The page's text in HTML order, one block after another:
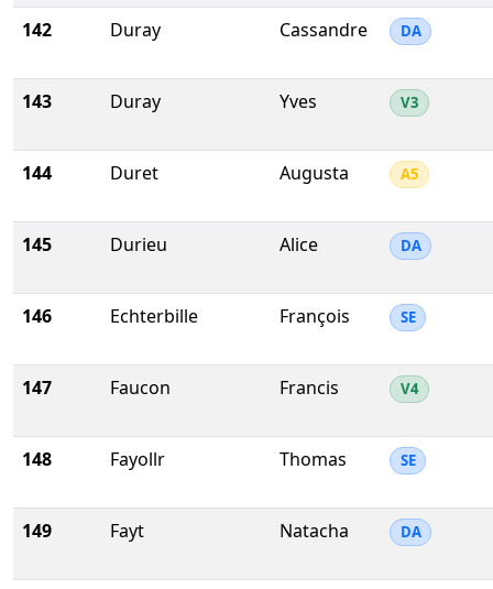
142 Duray Cassandre DA
143 Duray Yves V3
144 Duret Augusta A5
145 Durieu Alice DA
146 Echterbille François SE
147 Faucon Francis V4
148 Fayollr Thomas SE
149 Fayt Natacha DA